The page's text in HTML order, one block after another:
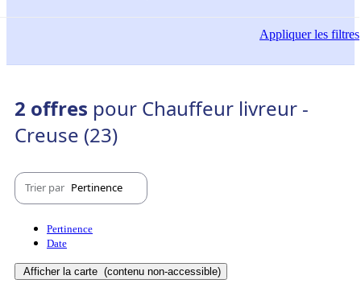
Appliquerles filtres
2 offres pour Chauffeur livreur -
Creuse (23)
Trier par Pertinence
Pertinence
Date
Afficher la carte (contenu non-accessible)